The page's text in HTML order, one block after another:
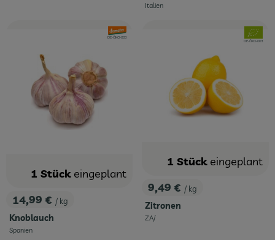
, Herkunft:
Italien
, Preis:
14,99 € / kg
Knoblauch
, Herkunft:
Spanien
1 Stück eingeplant
, Verband:
, Kontrollstelle:
DE-ÖKO-003
, Preis:
9,49 € / kg
Zitronen
, Herkunft:
ZA/
1 Stück eingeplant
, Verband:
, Kontrollstelle:
DE-ÖKO-003